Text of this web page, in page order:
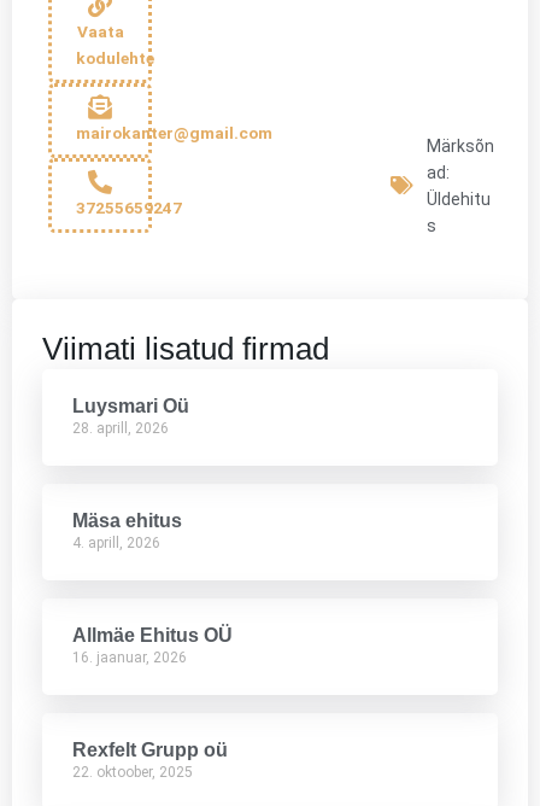
Vaata
kodulehte
mairokanter@gmail.com
37255659247
Märksõn
ad:
Üldehitu
s
Viimati lisatud firmad
Luysmari Oü
28. aprill, 2026
Mäsa ehitus
4. aprill, 2026
Allmäe Ehitus OÜ
16. jaanuar, 2026
Rexfelt Grupp oü
22. oktoober, 2025